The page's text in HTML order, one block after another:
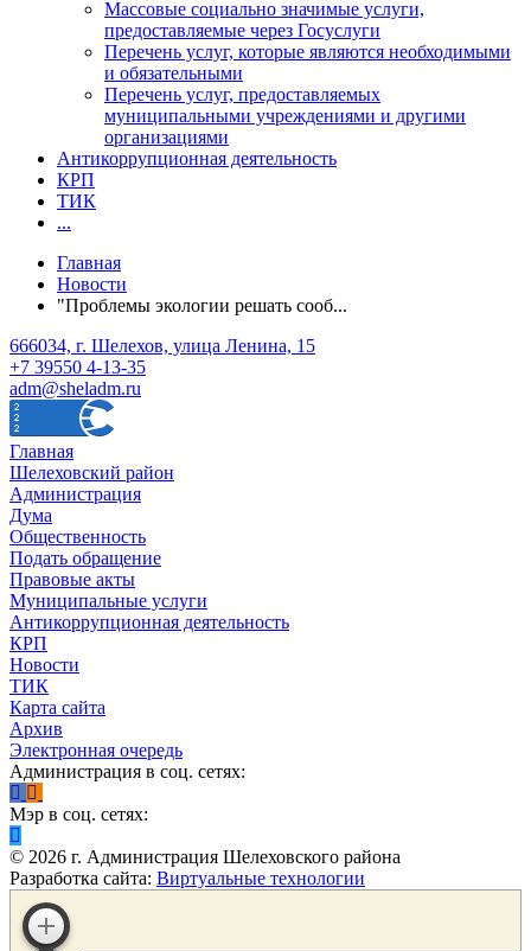
Массовые социально значимые услуги,
предоставляемые через Госуслуги
Перечень услуг, которые являются необходимыми
и обязательными
Перечень услуг, предоставляемых
муниципальными учреждениями и другими
организациями
Антикоррупционная деятельность
КРП
ТИК
...
Главная
Новости
"Проблемы экологии решать сооб...
666034, г. Шелехов, улица Ленина, 15
+7 39550 4-13-35
adm@sheladm.ru
Главная
Шелеховский район
Администрация
Дума
Общественность
Подать обращение
Правовые акты
Муниципальные услуги
Антикоррупционная деятельность
КРП
Новости
ТИК
Карта сайта
Архив
Электронная очередь
Администрация в соц. сетях:
Мэр в соц. сетях:
© 2026 г. Администрация Шелеховского района
Разработка сайта: Виртуальные технологии